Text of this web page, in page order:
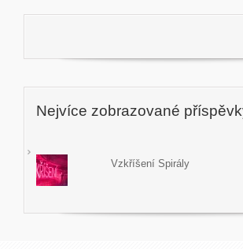
Nejvíce zobrazované
Vzkříšení Spirály